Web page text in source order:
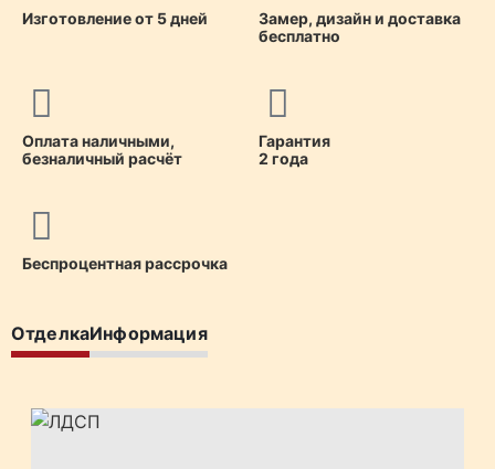
Изготовление от 5 дней
Замер, дизайн и доставка
бесплатно
Оплата наличными,
безналичный расчёт
Гарантия
2 года
Беспроцентная рассрочка
ОтделкаИнформация